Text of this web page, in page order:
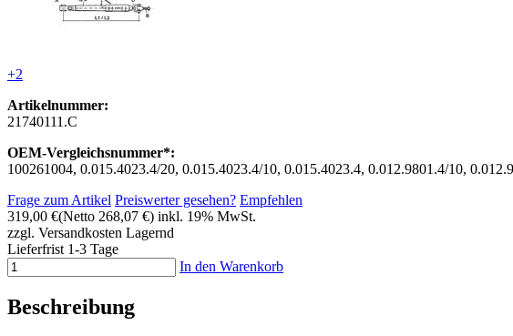
+2
Artikelnummer:
21740111.C
OEM-Vergleichsnummer*:
100261004, 0.015.4023.4/20, 0.015.4023.4/10, 0.015.4023.4, 0.012.9801.4/10,
Frage zum Artikel Preiswerter gesehen? Empfehlen
319,00 €(Netto 268,07 €) inkl. 19% MwSt.
zzgl. Versandkosten Lagernd
Lieferfrist 1-3 Tage
In den Warenkorb
Beschreibung